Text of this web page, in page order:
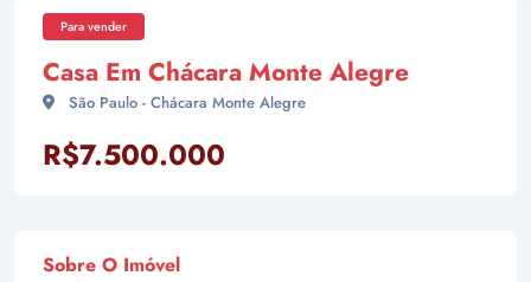
Para vender
Casa Em Chácara Monte Alegre
São Paulo - Chácara Monte Alegre
R$7.500.000
Sobre O Imóvel